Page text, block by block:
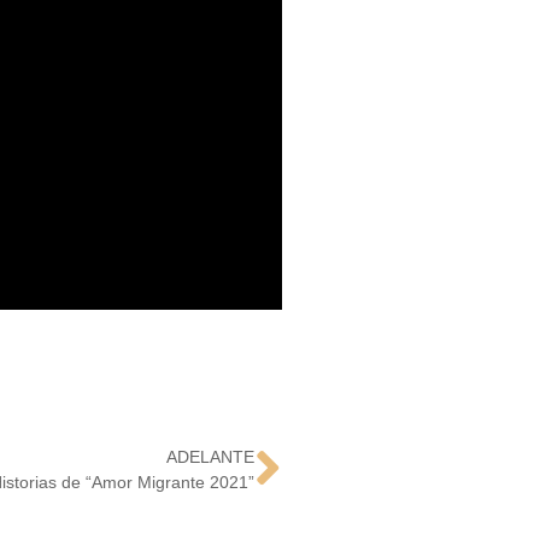
ADELANTE
de “Amor Migrante 2021”